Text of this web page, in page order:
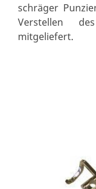
schräger
Verstellen
mitgeliefert.